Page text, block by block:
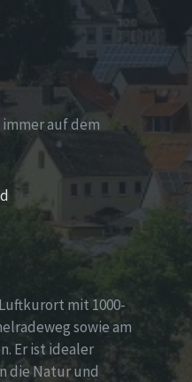
auf dem
mit 1000-
sowie am
Er ist idealer
die Natur und